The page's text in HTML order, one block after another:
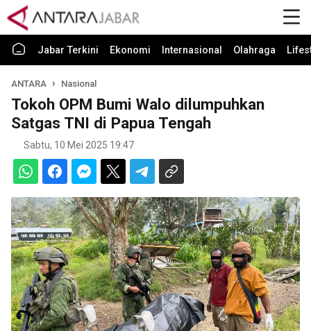
Jabar Terkini Ekonomi Internasional Olahraga
ANTARA Nasional
Tokoh OPM Bumi Walo dilumpuhkan
Satgas TNI di Papua Tengah
Sabtu, 10 Mei 2025 19:47